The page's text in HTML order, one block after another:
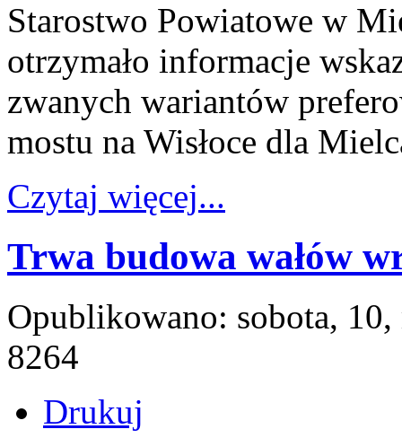
Starostwo Powiatowe w
otrzymało informacje
zwanych wariantów
mostu na Wisłoce dla
Czytaj więcej...
Trwa budowa wałów
Opublikowano: sobota,
8264
Drukuj